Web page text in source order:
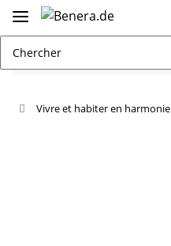
Vivre et habiter en harmonie